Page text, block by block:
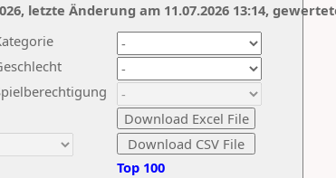
Top 100
letzte Änderung am 11.07.2026 13:14,